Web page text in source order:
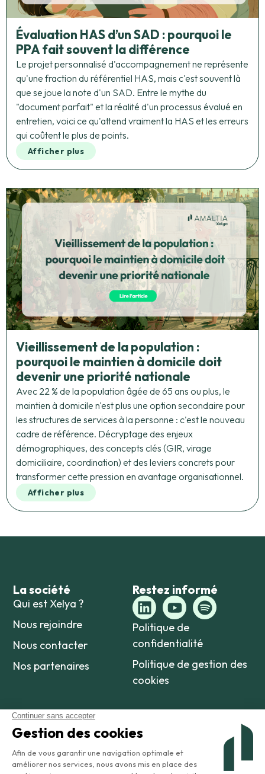
Évaluation HAS d’un SAD : pourquoi le
PPA fait souvent la différence
Le projet personnalisé d'accompagnement ne représente
qu'une fraction du référentiel HAS, mais c'est souvent là
que se joue la note d'un SAD. Entre le mythe du
"document parfait" et la réalité d'un processus évalué en
entretien, voici ce qu'attend vraiment la HAS et les erreurs
qui coûtent le plus de points.
Afficher plus
Vieillissement de la population :
pourquoi le maintien à domicile doit
devenir une priorité nationale
Avec 22 % de la population âgée de 65 ans ou plus, le
maintien à domicile n'est plus une option secondaire pour
les structures de services à la personne : c'est le nouveau
cadre de référence. Décryptage des enjeux
démographiques, des concepts clés (GIR, virage
domiciliaire, coordination) et des leviers concrets pour
transformer cette pression en avantage organisationnel.
Afficher plus
La société
Qui est Xelya ?
Nous rejoindre
Nous contacter
Nos partenaires
Restez informé
Politique de
confidentialité
Politique de gestion des
cookies